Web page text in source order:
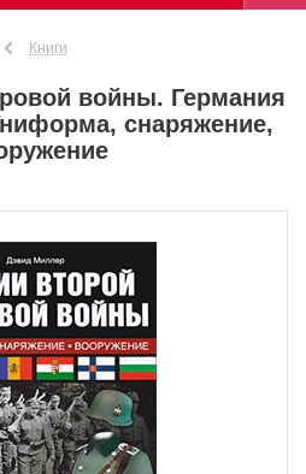
Книги
войны. Германия
снаряжение,